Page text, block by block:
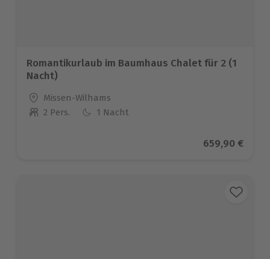
Romantikurlaub im Baumhaus Chalet für 2 (1
Nacht)
Standort
Missen-Wilhams
Anzahl der Teilnehmer
2 Pers. 1 Nacht
Aktueller
659,90 €